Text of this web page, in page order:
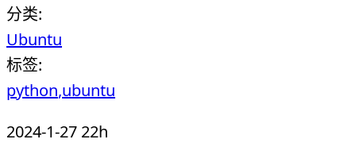
分类:
Ubuntu
标签:
python ubuntu
2024-1-27 22h